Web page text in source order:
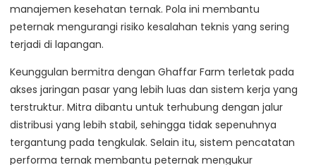
manajemen kesehatan ternak. Pola ini membantu
peternak mengurangi risiko kesalahan teknis yang sering
terjadi di lapangan.
Keunggulan bermitra dengan Ghaffar Farm terletak pada
akses jaringan pasar yang lebih luas dan sistem kerja yang
terstruktur. Mitra dibantu untuk terhubung dengan jalur
distribusi yang lebih stabil, sehingga tidak sepenuhnya
tergantung pada tengkulak. Selain itu, sistem pencatatan
performa ternak membantu peternak mengukur